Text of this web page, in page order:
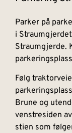
Parker på
i
Straumgjerde.
Følg
Brune og
venstresiden
stien som